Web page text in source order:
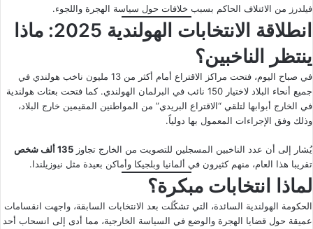
فيلدرز من الائتلاف الحاكم بسبب خلافات حول سياسة الهجرة واللجوء.
انطلاقة الانتخابات الهولندية 2025: ماذا
ينتظر الناخبين؟
في صباح اليوم، فتحت مراكز الاقتراع أمام أكثر من 13 مليون ناخب هولندي في
جميع أنحاء البلاد لاختيار 150 نائب في البرلمان الهولندي. كما فتحت بعثات هولندية
في الخارج أبوابها لتلقي “الاقتراع البريدي” من المواطنين المقيمين خارج البلاد،
وذلك وفق الإجراءات المعمول بها دولياً.
يُشار إلى أن عدد الناخبين المسجلين للتصويت من الخارج تجاوز 135 ألف شخص
تقريبا هذا العام، منهم كثيرون في ألمانيا وبلجيكا وأماكن بعيدة مثل نيوزيلندا.
لماذا انتخابات مبكرة؟
الحكومة الهولندية السائدة، التي تشكّلت بعد الانتخابات السابقة، واجهت انقسامات
عميقة حول قضايا الهجرة والوضع في السياسة الخارجية، مما أدى إلى انسحاب أحد